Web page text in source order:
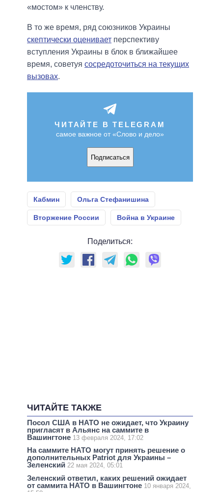
«мостом» к членству.
В то же время, ряд союзников Украины
скептически оценивает перспективу
вступления Украины в блок в ближайшее
время, советуя сосредоточиться на текущих
вызовах.
ЧИТАЙТЕ В TELEGRAM
самое важное от «Слово и дело»
Подписаться
Кабмин Ольга Стефанишина
Вторжение России Война в Украине
Поделиться:
ЧИТАЙТЕ ТАКЖЕ
Посол США в НАТО не ожидает, что Украину
пригласят в Альянс на саммите в
Вашингтоне 13 февраля 2024, 17:02
На саммите НАТО могут принять решение о
дополнительных Patriot для Украины –
Зеленский 22 мая 2024, 05:01
Зеленский ответил, каких решений ожидает
от саммита НАТО в Вашингтоне 10 января 2024,